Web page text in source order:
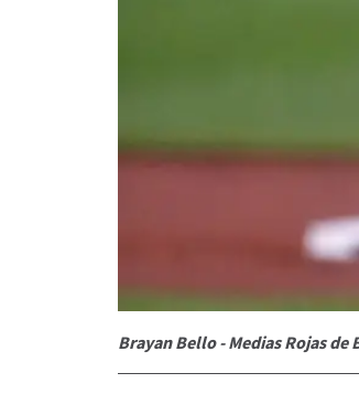
Brayan Bello - Medias Rojas